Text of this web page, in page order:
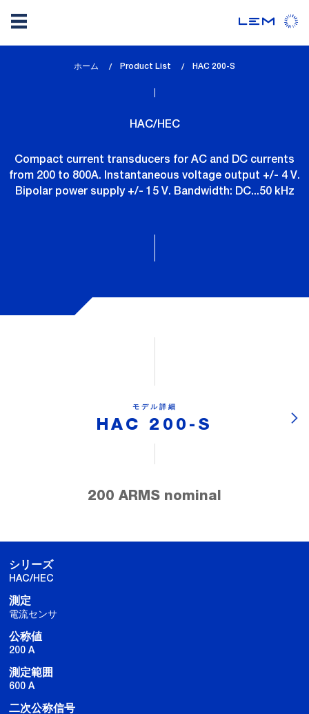
ツ
ホーム Product List
lem_current_page
HAC 200-S
HAC/HEC
Compact current transducers for AC and DC currents
from 200 to 800A. Instantaneous voltage output +/- 4 V.
Bipolar power supply +/- 15 V. Bandwidth: DC...50 kHz
モデル詳細
HAC 200-S
200 ARMS nominal
シリーズ
HAC/HEC
測定
電流センサ
公称値
200 A
測定範囲
600 A
二次公称信号